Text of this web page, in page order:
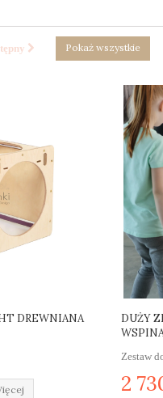
Pokaż wszystkie
DREWNIANA
DUŻY
Zestaw
2